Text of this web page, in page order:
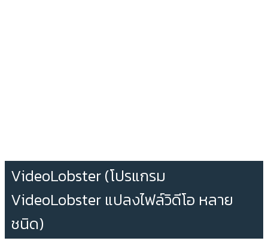
VideoLobster (โปรแกรม
VideoLobster แปลงไฟล์วิดีโอ หลาย
ชนิด)